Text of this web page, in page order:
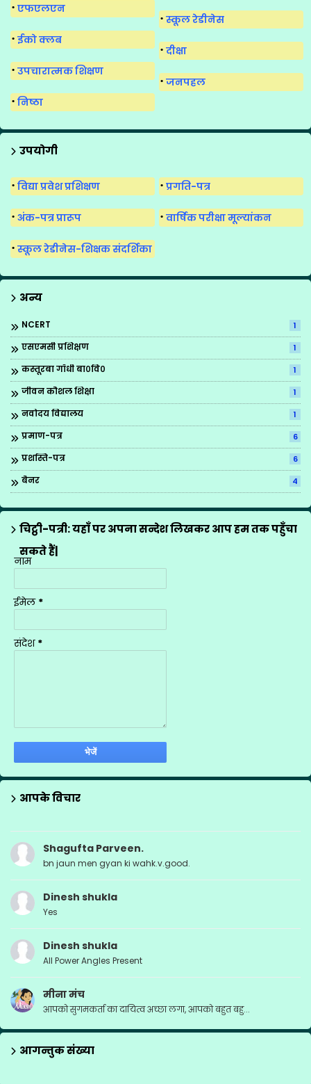
एफएलएन
स्कूल रेडीनेस
ईको क्लब
दीक्षा
उपचारात्मक शिक्षण
जनपहल
निष्ठा
उपयोगी
विद्या प्रवेश प्रशिक्षण प्रगति-पत्र
अंक-पत्र प्रारूप वार्षिक परीक्षा मूल्यांकन
स्कूल रेडीनेस-शिक्षक संदर्शिका
अन्य
NCERT 1
एसएमसी प्रशिक्षण 1
कस्तूरबा गाँधी बा०वि० 1
जीवन कौशल शिक्षा 1
नवोदय विद्यालय 1
प्रमाण-पत्र 6
प्रशस्ति-पत्र 6
बैनर 4
मीना मंच के गीत 12
राज्य अध्यापक पुरस्कार
शासनादेश
शिक्षक प्रशिक्षण
शिक्षण योजनाएँ
सूचना
चिट्ठी-पत्री: यहाँ पर अपना सन्देश लिखकर आप हम तक पहुँचा
सकते हैं|
नाम
ईमेल *
संदेश *
आपके विचार
Shagufta Parveen.
bn jaun men gyan ki wahk.v.good.
Dinesh shukla
Yes
Dinesh shukla
All Power Angles Present
मीना मंच
आपको सुगमकर्ता का दायित्व अच्छा लगा, आपको बहुत बहु...
आगन्तुक संख्या